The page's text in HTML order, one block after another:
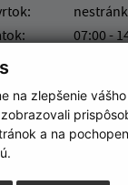
na zlepšenie
a na
07:00 -
Obedňajšia